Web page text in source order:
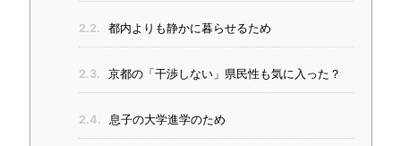
2.2. 都内よりも静かに暮らせるため
2.3. 京都の「干渉しない」県民性も気に入った？
2.4. 息子の大学進学のため